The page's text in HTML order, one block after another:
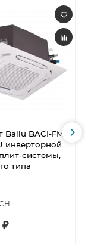
Ballu BACI-FM-
инверторной
системы,
типа